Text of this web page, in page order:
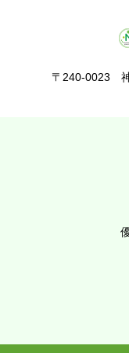
〒240-0023